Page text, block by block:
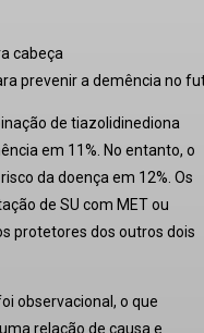
prevenir a demência no
de tiazolidinediona
em 11%. No entanto, o
da doença em 12%. Os
de SU com MET ou
protetores dos outros dois
observacional, o que
relação de causa e